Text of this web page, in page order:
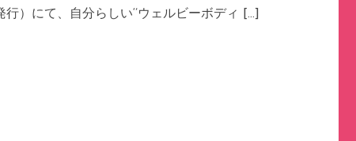
）にて、自分らしい‘’ウェルビーボディ […]